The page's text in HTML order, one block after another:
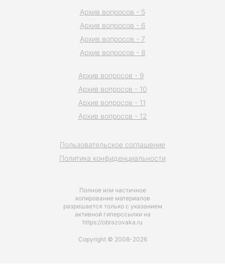
Полное или частичное
копирование материалов
разрешается только с указанием
активной гиперссылки на
https://obrazovaka.ru
Пользовательское соглашение
Политика конфиденциальности
Архив вопросов - 5
Архив вопросов - 6
Архив вопросов - 7
Архив вопросов - 8
Архив вопросов - 9
Архив вопросов - 10
Архив вопросов - 11
Архив вопросов - 12
Copyright © 2008-2026